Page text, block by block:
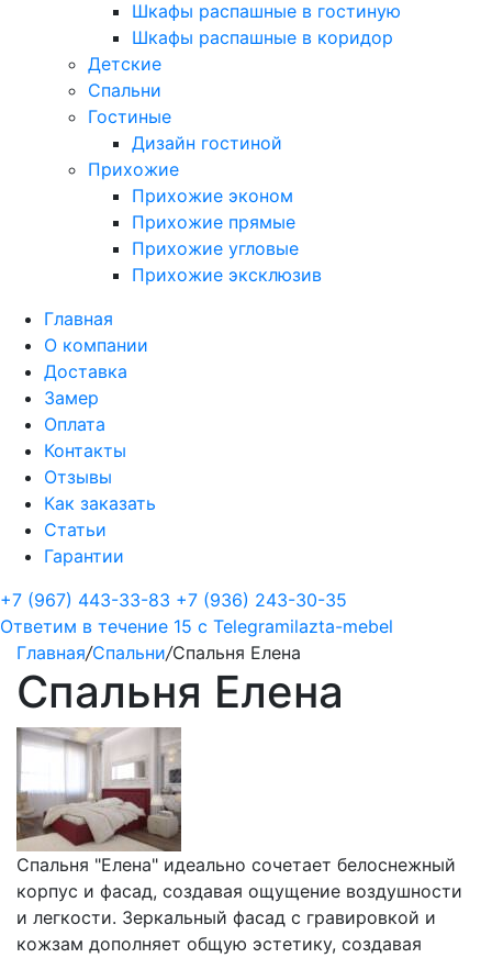
Шкафы распашные в гостиную
Шкафы распашные в коридор
Детские
Спальни
Гостиные
Дизайн гостиной
Прихожие
Прихожие эконом
Прихожие прямые
Прихожие угловые
Прихожие эксклюзив
Главная
О компании
Доставка
Замер
Оплата
Контакты
Отзывы
Как заказать
Статьи
Гарантии
+7 (967) 443-33-83 +7 (936) 243-30-35
Ответим в течение 15 с Telegramilazta-mebel
Главная/Спальни/Спальня Елена
Спальня Елена
Спальня "Елена" идеально сочетает белоснежный
корпус и фасад, создавая ощущение воздушности
и легкости. Зеркальный фасад с гравировкой и
кожзам дополняет общую эстетику, создавая